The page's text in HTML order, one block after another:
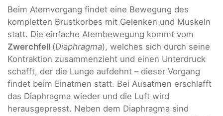
Beim Atemvorgang findet eine Bewegung des
kompletten Brustkorbes mit Gelenken und Muskeln
statt. Die einfache Atembewegung kommt vom
Zwerchfell (Diaphragma), welches sich durch seine
Kontraktion zusammenzieht und einen Unterdruck
schafft, der die Lunge aufdehnt – dieser Vorgang
findet beim Einatmen statt. Bei Ausatmen erschlafft
das Diaphragma wieder und die Luft wird
herausgepresst. Neben dem Diaphragma sind